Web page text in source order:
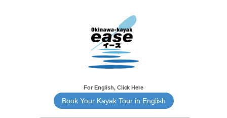
For English, Click Here
Book Your Kayak Tour in English